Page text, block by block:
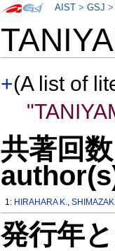
+(A list of
共著回
1: HIRAHARA K.,
発行年
AIST >GSJ >